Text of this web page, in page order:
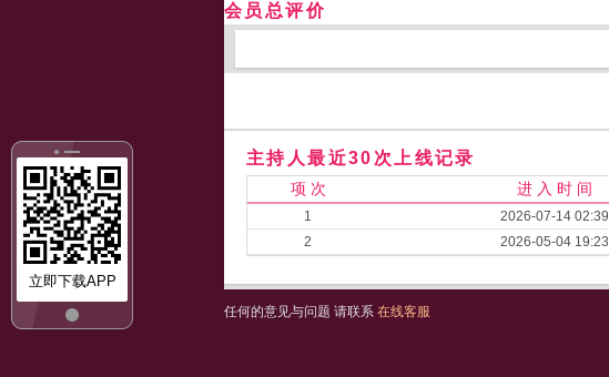
立即下载APP
会员总评价
主持人最近30次上线记录
项 次 进 入 时 间
1 2026-07-14 02:39
2
2026-05-04 19:23
任何的意见与问题 请联系 在线客服